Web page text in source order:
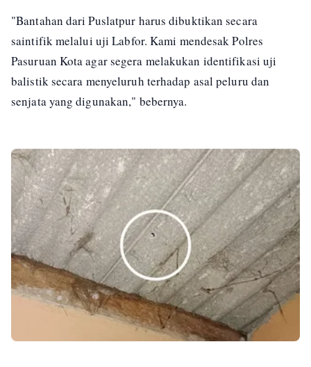
"Bantahan dari Puslatpur harus dibuktikan secara
saintifik melalui uji Labfor. Kami mendesak Polres
Pasuruan Kota agar segera melakukan identifikasi uji
balistik secara menyeluruh terhadap asal peluru dan
senjata yang digunakan," bebernya.